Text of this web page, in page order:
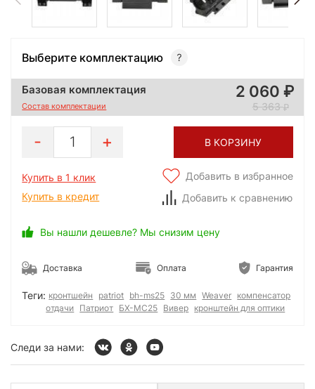
Выберите комплектацию
Базовая комплектация
Состав комплектации
2 060
5 363
1 В КОРЗИНУ
Купить в 1 клик
Купить в кредит
Добавить в избранное
Добавить к сравнению
Вы нашли дешевле? Мы снизим цену
Доставка Оплата Гарантия
Теги: кронтшейн patriot bh-ms25 30 мм Weaver компенсатор
отдачи Патриот БХ-МС25 Вивер кронштейн для оптики
Следи за нами: